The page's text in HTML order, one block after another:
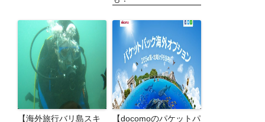
【海外旅行バリ島スキ
【docomoのパケットパ